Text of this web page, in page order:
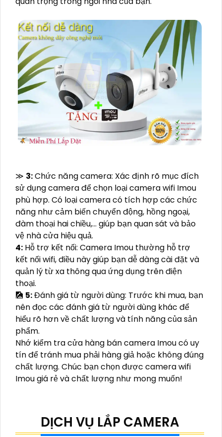
≫ 3:Chức năng camera: Xác định rõ mục đích
sử dụng camera để chọn loại camera wifi Imou
phù hợp. Có loại camera có tích hợp các chức
năng như cảm biến chuyển động, hồng ngoại,
đàm thoại hai chiều,... giúp bạn quan sát và bảo
vệ nhà cửa hiệu quả.
4: Hỗ trợ kết nối: Camera Imou thường hỗ trợ
kết nối wifi, điều này giúp bạn dễ dàng cài đặt và
quản lý từ xa thông qua ứng dụng trên điện
thoại.
🎑 5:Đánh giá từ người dùng: Trước khi mua, bạn
nên đọc các đánh giá từ người dùng khác để
hiểu rõ hơn về chất lượng và tính năng của sản
phẩm.
Nhớ kiểm tra cửa hàng bán camera Imou có uy
tín để tránh mua phải hàng giả hoặc không đúng
chất lượng. Chúc bạn chọn được camera wifi
Imou giá rẻ và chất lượng như mong muốn!
DỊCH VỤ LẮP CAMERA